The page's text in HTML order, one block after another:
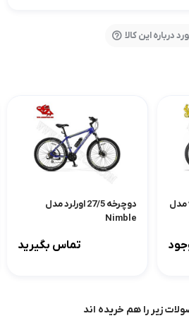
درباره این کالا
دوچرخه سایز 26 برند viva مدل
دوچرخه 27/5 اورلرد مدل
Nimble
تماس بگیرید
زیر را هم خریده اند